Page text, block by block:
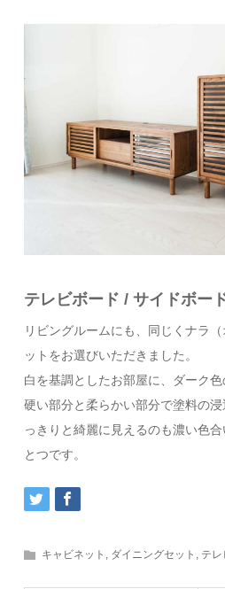
テレビボード / サイドボー
リビングルームにも、同じくナラ
ットをお選びいただきました。
白を基調としたお部屋に、ダーク
硬い部分と柔らかい部分で塗料の
っきりと綺麗に見えるのも濃い色
とつです。
キャビネット , ダイニングセット , テレ